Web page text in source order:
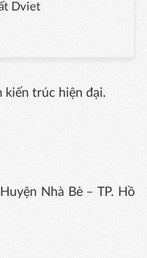
Dviet
kiến trúc hiện đại.
Nhà Bè – TP. Hồ